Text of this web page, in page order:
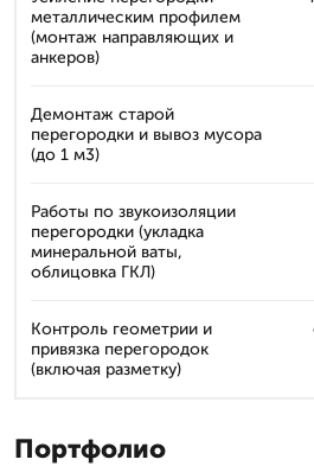
металлическим профилем
(монтаж направляющих и
анкеров)
Демонтаж старой
перегородки и вывоз мусора
(до 1 м3)
Работы по звукоизоляции
перегородки (укладка
минеральной ваты,
облицовка ГКЛ)
Контроль геометрии и
привязка перегородок
(включая разметку)
Портфолио